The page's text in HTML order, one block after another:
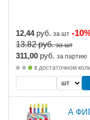
12,44 руб. за шт -
13.82руб. за шт
311,00 руб. за партию
в достаточном
А